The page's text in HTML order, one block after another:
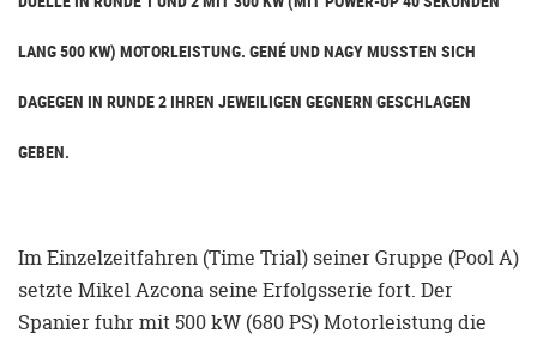
ANG 500 KW) MOTORLEISTUNG. GENÉ UND NAGY MUSSTEN SICH D
AGEGEN IN RUNDE 2 IHREN JEWEILIGEN GEGNERN GESCHLAGEN G
EBEN.
Im Einzelzeitfahren (Time Trial) seiner Gruppe (Pool A)
setzte Mikel Azcona seine Erfolgsserie fort. Der
Spanier fuhr mit 500 kW (680 PS) Motorleistung die